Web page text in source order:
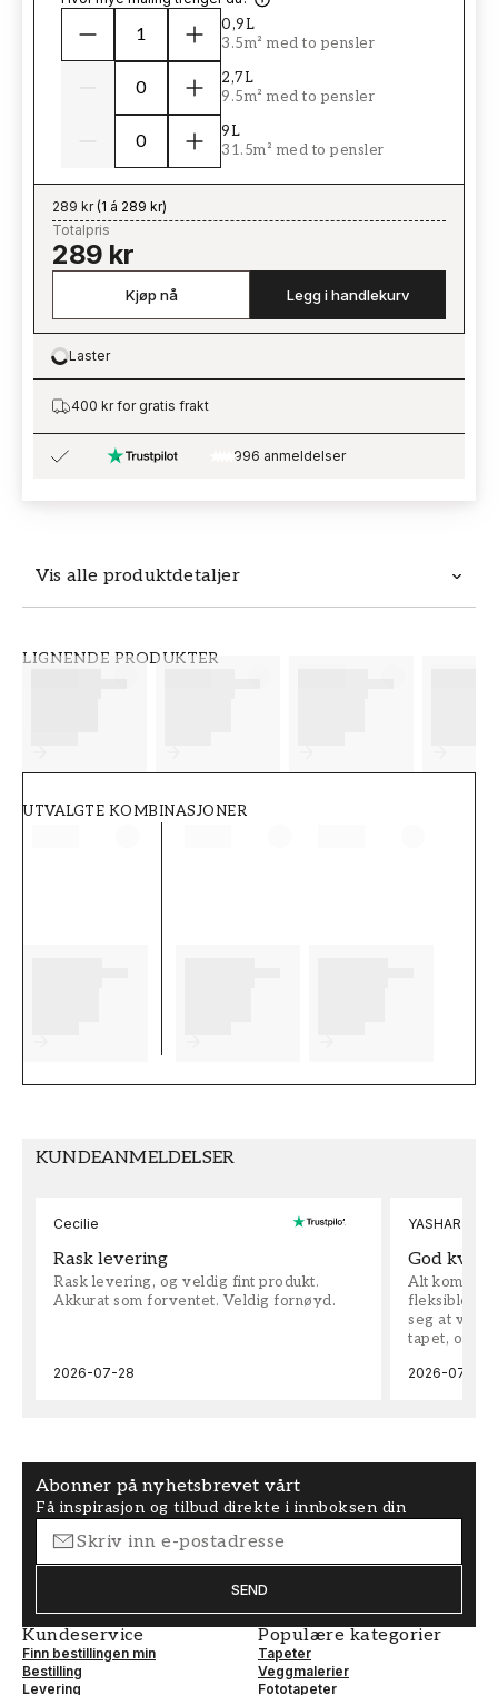
Vis alle produktdetaljer
LIGNENDE PRODUKTER
UTVALGTE KOMBINASJONER
0,9L
3.5m² med to pensler
2,7L
9.5m² med to pensler
9L
31.5m² med to pensler
289 kr(1 á 289 kr)
Totalpris
289 kr
Kjøp nå Legg i handlekurv
Loading…
Laster
400 kr for gratis frakt
996 anmeldelser
KUNDEANMELDELSER
Cecilie
Rask levering
Rask levering, og veldig fint produkt.
Akkurat som forventet. Veldig fornøyd.
2026-07-28
YASHAR
God
Alt kom
fleksible på
seg at vi
tapet, og
2026-07-04
Abonner på nyhetsbrevet vårt
Få inspirasjon og tilbud direkte i innboksen din
SEND
Kundeservice
Finn bestillingen min
Bestilling
Levering
Populære kategorier
Tapeter
Veggmalerier
Fototapeter